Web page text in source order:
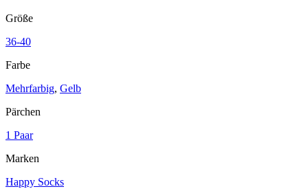
Größe
36-40
Farbe
Mehrfarbig, Gelb
Pärchen
1 Paar
Marken
Happy Socks